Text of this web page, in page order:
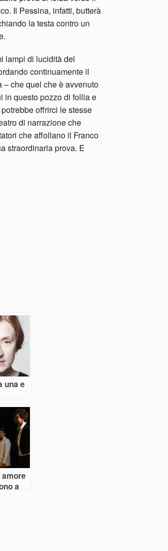
Il Pessina, infatti, butterà
la testa contro un
lampi di lucidità del
continuamente il
che quel che è avvenuto
in questo pozzo di follia e
offrirci le stesse
di narrazione che
che affollano il Franco
straordinaria prova. E
una e
a